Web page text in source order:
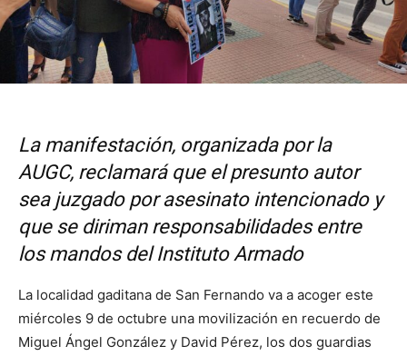
La manifestación, organizada por la
AUGC, reclamará que el presunto autor
sea juzgado por asesinato intencionado y
que se diriman responsabilidades entre
los mandos del Instituto Armado
La localidad gaditana de San Fernando va a acoger este
miércoles 9 de octubre una movilización en recuerdo de
Miguel Ángel González y David Pérez, los dos guardias